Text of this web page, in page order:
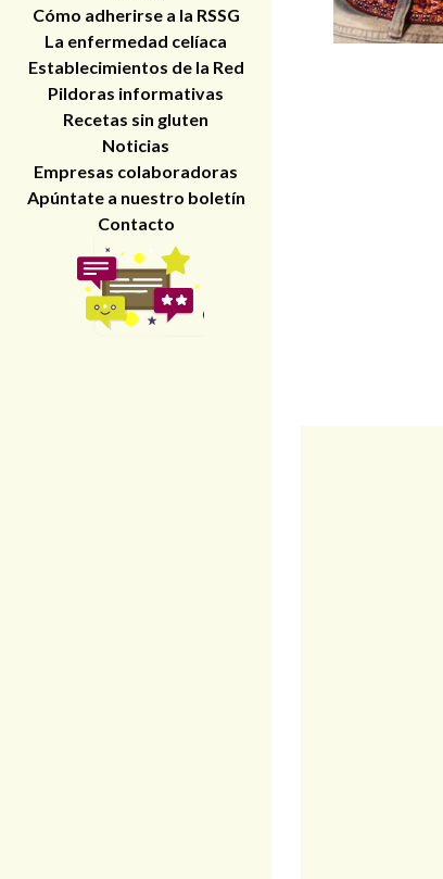
Cómo adherirse a la RSSG
La enfermedad celíaca
Establecimientos de la Red
Pildoras informativas
Recetas sin gluten
Noticias
Empresas colaboradoras
Apúntate a nuestro boletín
Contacto